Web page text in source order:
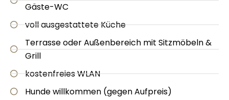
Gäste-WC
voll ausgestattete Küche
Terrasse oder Außenbereich mit Sitzmöbeln &
Grill
kostenfreies WLAN
Hunde willkommen (gegen Aufpreis)